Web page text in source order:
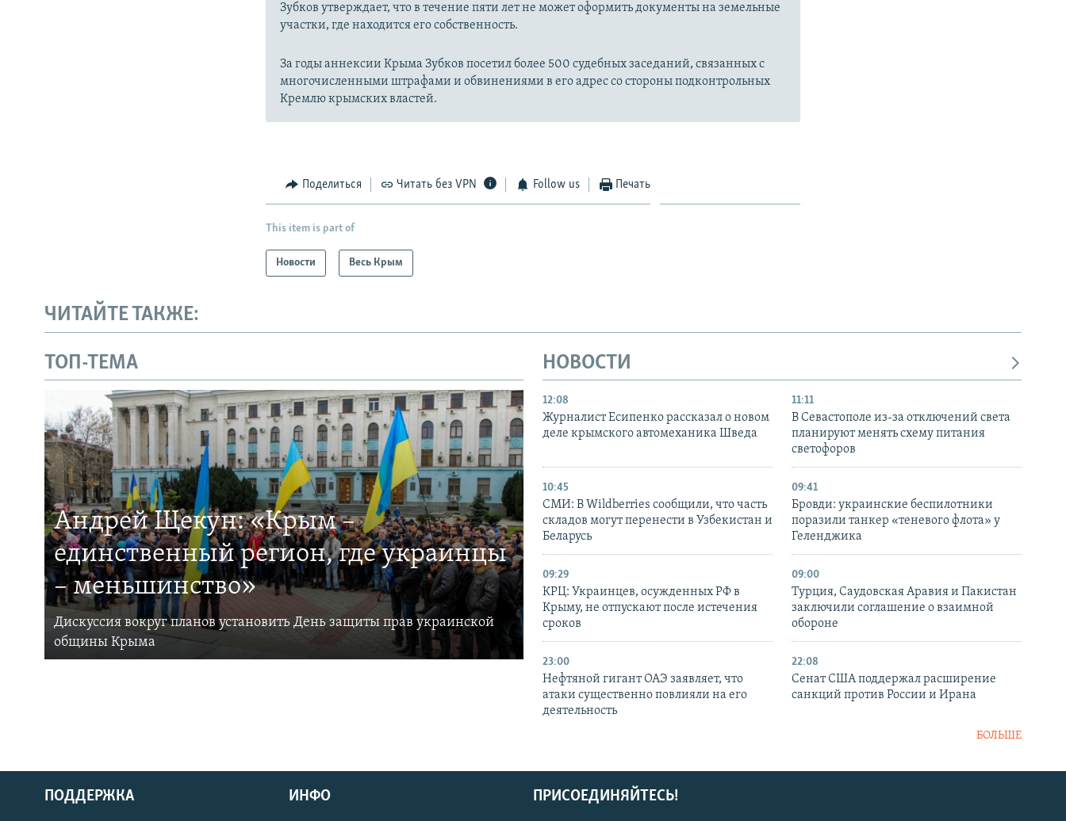
Зубков утверждает, что в течение пяти лет не может оформить документы на земельные
участки, где находится его собственность.
За годы аннексии Крыма Зубков посетил более 500 судебных заседаний, связанных с
многочисленными штрафами и обвинениями в его адрес со стороны подконтрольных
Кремлю крымских властей.
Поделиться Читать без VPN Follow us Печать
This item is part of
Новости Весь Крым
ЧИТАЙТЕ ТАКЖЕ:
ТОП-ТЕМА
Андрей Щекун: «Крым –
единственный регион, где украинцы
– меньшинство»
Дискуссия вокруг планов установить День защиты прав украинской
общины Крыма
НОВОСТИ
12:08
Журналист Есипенко рассказал о новом
деле крымского автомеханика Шведа
11:11
В Севастополе из-за отключений света
планируют менять схему питания
светофоров
10:45
СМИ: В Wildberries сообщили, что часть
складов могут перенести в Узбекистан и
Беларусь
09:41
Бровди: украинские беспилотники
поразили танкер «теневого флота» у
Геленджика
09:29
КРЦ: Украинцев, осужденных РФ в
Крыму, не отпускают после истечения
сроков
09:00
Турция, Саудовская Аравия и Пакистан
заключили соглашение о взаимной
обороне
23:00
Нефтяной гигант ОАЭ заявляет, что
атаки существенно повлияли на его
деятельность
22:08
Сенат США поддержал расширение
санкций против России и Ирана
БОЛЬШЕ
ПРИСОЕДИНЯЙТЕСЬ!
ПОДДЕРЖКА ИНФО